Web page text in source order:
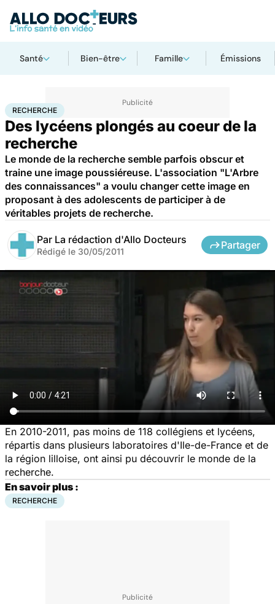
Santé Bien-être Famille Émissions
AccueilSantéMaladies Recherche
RECHERCHE
Des lycéens plongés au coeur de la
recherche
Le monde de la recherche semble parfois obscur et
traine une image poussiéreuse. L'association "L'Arbre
des connaissances" a voulu changer cette image en
proposant à des adolescents de participer à de
véritables projets de recherche.
Par La rédaction d'Allo Docteurs
Rédigé le 30/05/2011
Partager
En 2010-2011, pas moins de 118 collégiens et lycéens,
répartis dans plusieurs laboratoires d'Ile-de-France et de
la région lilloise, ont ainsi pu découvrir le monde de la
recherche.
En savoir plus :
RECHERCHE